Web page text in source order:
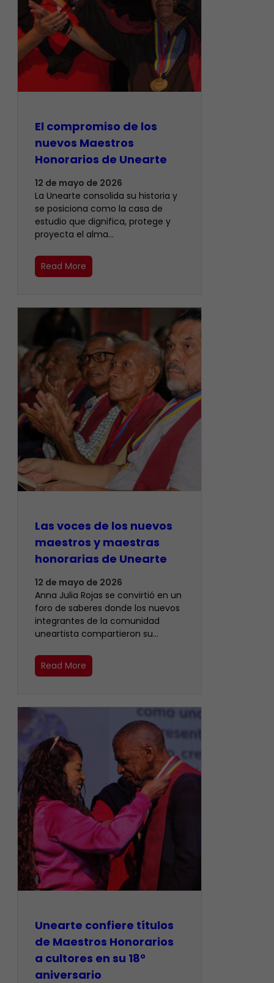
El compromiso de los
nuevos Maestros
Honorarios de Unearte
12 de mayo de 2026
La Unearte consolida su historia y
se posiciona como la casa de
estudio que dignifica, protege y
proyecta el alma…
Read More
​Las voces de los nuevos
maestros y maestras
honorarias de Unearte
12 de mayo de 2026
Anna Julia Rojas se convirtió en un
foro de saberes donde los nuevos
integrantes de la comunidad
uneartista compartieron su…
Read More
Unearte confiere títulos
de Maestros Honorarios
a cultores en su 18°
aniversario